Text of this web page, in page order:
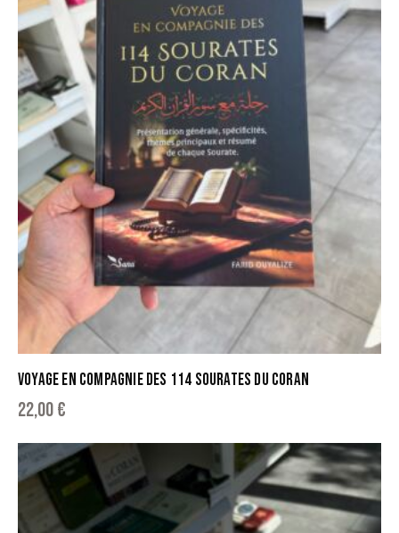
VOYAGE EN COMPAGNIE DES 114 SOURATES DU CORAN
22,00€